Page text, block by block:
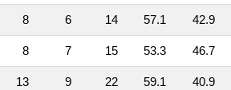
8 6 14 57.1 42.9
8 7 15 53.3 46.7
13 9 22 59.1 40.9